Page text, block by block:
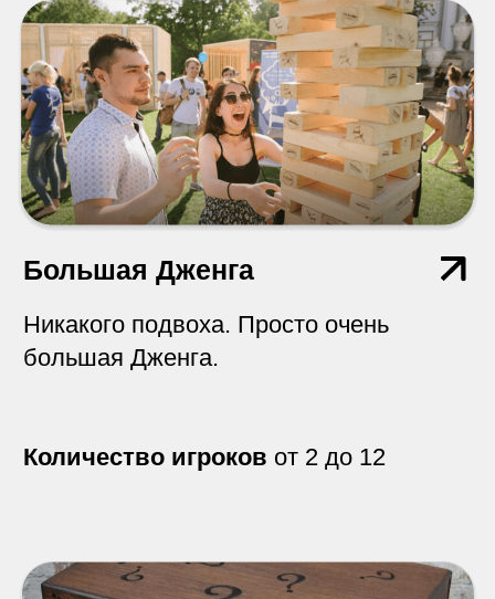
положив магнитный шарик в одну из
лунок игрового поля и …
Перед началом игры все участники
команды надевают очки, которые
лишают игроков зрения.
Количество игроковот 2 до 12
Игра вслепую